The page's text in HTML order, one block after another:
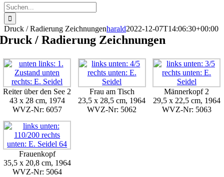
Suche
nach:
Druck / Radierung Zeichnungenharald2022-12-07T14:06:30+00:00
Druck / Radierung Zeichnungen
Reiter über den See 2
43 x 28 cm, 1974
WVZ-Nr: 6057
Frau am Tisch
23,5 x 28,5 cm, 1964
WVZ-Nr: 5062
Männerkopf 2
29,5 x 22,5 cm, 1964
WVZ-Nr: 5063
Frauenkopf
35,5 x 20,8 cm, 1964
WVZ-Nr: 5064